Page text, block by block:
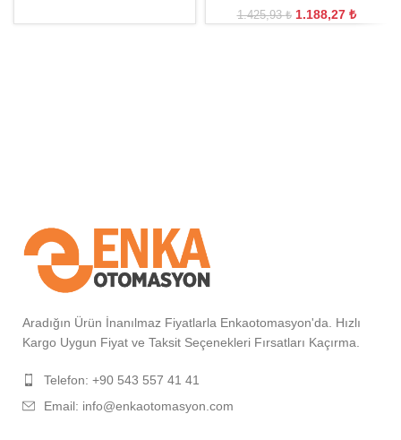
1.425,93₺ 1.188,27 ₺
Aradığın Ürün İnanılmaz Fiyatlarla Enkaotomasyon'da. Hızlı
Kargo Uygun Fiyat ve Taksit Seçenekleri Fırsatları Kaçırma.
Telefon: +90 543 557 41 41
Email: info@enkaotomasyon.com